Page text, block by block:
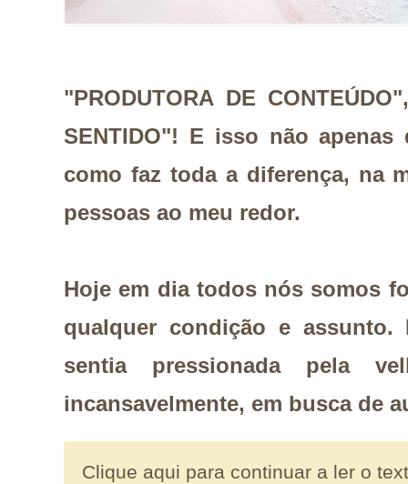
" PRODUTORA DE
SENTIDO"! E isso não
como faz toda a diferença, na
pessoas ao meu redor.
Hoje em dia todos nós somos
qualquer condição e
sentia pressionada pela
incansavelmente, em busca de
Clique aqui para continuar a ler o